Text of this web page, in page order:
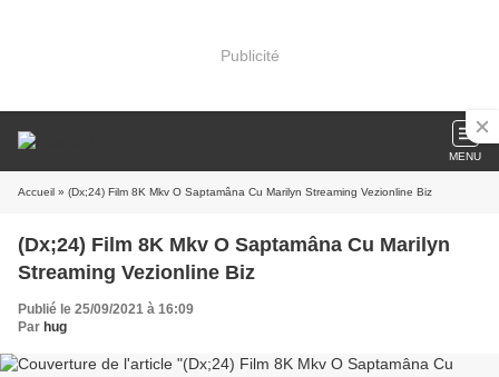
Publicité
MENU
Accueil » (Dx;24) Film 8K Mkv O Saptamâna Cu Marilyn Streaming Vezionline Biz
(Dx;24) Film 8K Mkv O Saptamâna Cu Marilyn
Streaming Vezionline Biz
Publié le 25/09/2021 à 16:09
Par hug